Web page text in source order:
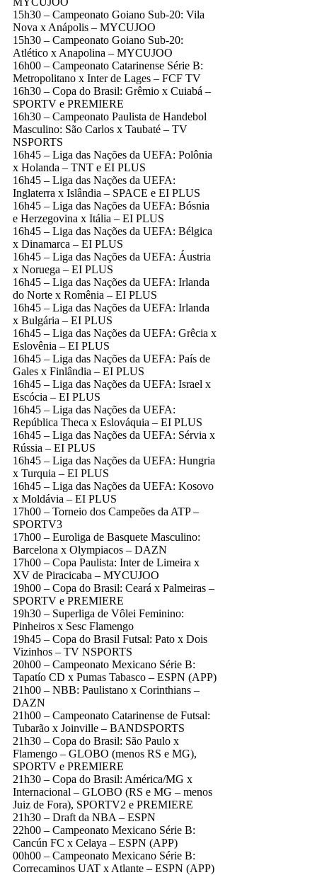
15h30 – Campeonato Goiano Sub-20: Vila
Nova x Anápolis – MYCUJOO
15h30 – Campeonato Goiano Sub-20:
Atlético x Anapolina – MYCUJOO
16h00 – Campeonato Catarinense Série B:
Metropolitano x Inter de Lages – FCF TV
16h30 – Copa do Brasil: Grêmio x Cuiabá –
SPORTV e PREMIERE
16h30 – Campeonato Paulista de Handebol
Masculino: São Carlos x Taubaté – TV
NSPORTS
16h45 – Liga das Nações da UEFA: Polônia
x Holanda – TNT e EI PLUS
16h45 – Liga das Nações da UEFA:
Inglaterra x Islândia – SPACE e EI PLUS
16h45 – Liga das Nações da UEFA: Bósnia
e Herzegovina x Itália – EI PLUS
16h45 – Liga das Nações da UEFA: Bélgica
x Dinamarca – EI PLUS
16h45 – Liga das Nações da UEFA: Áustria
x Noruega – EI PLUS
16h45 – Liga das Nações da UEFA: Irlanda
do Norte x Romênia – EI PLUS
16h45 – Liga das Nações da UEFA: Irlanda
x Bulgária – EI PLUS
16h45 – Liga das Nações da UEFA: Grêcia x
Eslovênia – EI PLUS
16h45 – Liga das Nações da UEFA: País de
Gales x Finlândia – EI PLUS
16h45 – Liga das Nações da UEFA: Israel x
Escócia – EI PLUS
16h45 – Liga das Nações da UEFA:
República Theca x Eslováquia – EI PLUS
16h45 – Liga das Nações da UEFA: Sérvia x
Rússia – EI PLUS
16h45 – Liga das Nações da UEFA: Hungria
x Turquia – EI PLUS
16h45 – Liga das Nações da UEFA: Kosovo
x Moldávia – EI PLUS
17h00 – Torneio dos Campeões da ATP –
SPORTV3
17h00 – Euroliga de Basquete Masculino:
Barcelona x Olympiacos – DAZN
17h00 – Copa Paulista: Inter de Limeira x
XV de Piracicaba – MYCUJOO
19h00 – Copa do Brasil: Ceará x Palmeiras –
SPORTV e PREMIERE
19h30 – Superliga de Vôlei Feminino:
Pinheiros x Sesc Flamengo
19h45 – Copa do Brasil Futsal: Pato x Dois
Vizinhos – TV NSPORTS
20h00 – Campeonato Mexicano Série B:
Tapatío CD x Pumas Tabasco – ESPN (APP)
21h00 – NBB: Paulistano x Corinthians –
DAZN
21h00 – Campeonato Catarinense de Futsal:
Tubarão x Joinville – BANDSPORTS
21h30 – Copa do Brasil: São Paulo x
Flamengo – GLOBO (menos RS e MG),
SPORTV e PREMIERE
21h30 – Copa do Brasil: América/MG x
Internacional – GLOBO (RS e MG – menos
Juiz de Fora), SPORTV2 e PREMIERE
21h30 – Draft da NBA – ESPN
22h00 – Campeonato Mexicano Série B:
Cancún FC x Celaya – ESPN (APP)
00h00 – Campeonato Mexicano Série B:
Correcaminos UAT x Atlante – ESPN (APP)